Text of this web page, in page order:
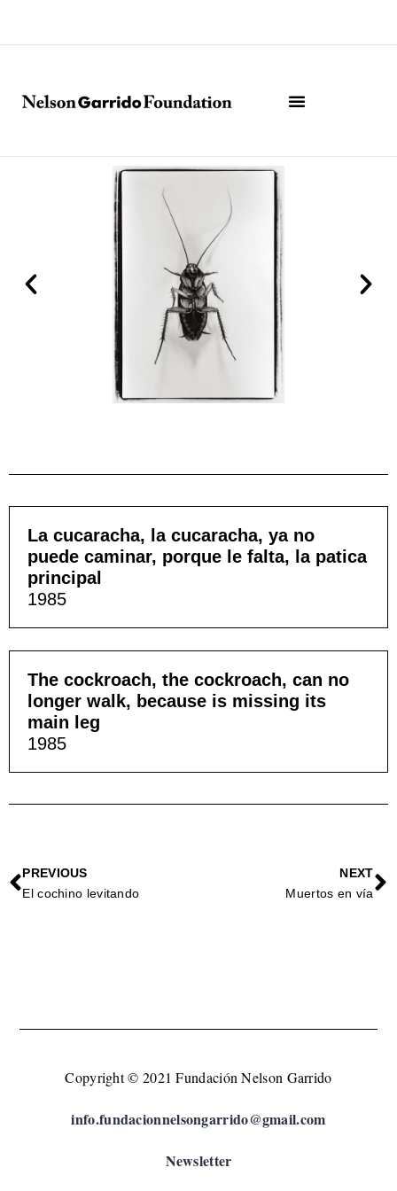
La cucaracha, la cucaracha, ya no
puede caminar, porque le falta, la patica
principal
1985
The cockroach, the cockroach, can no
longer walk, because is missing its
main leg
1985
PREVIOUS
El cochino levitando
NEXT
Muertos en vía
Copyright © 2021 Fundación Nelson Garrido
info.fundacionnelsongarrido@gmail.com
Newsletter